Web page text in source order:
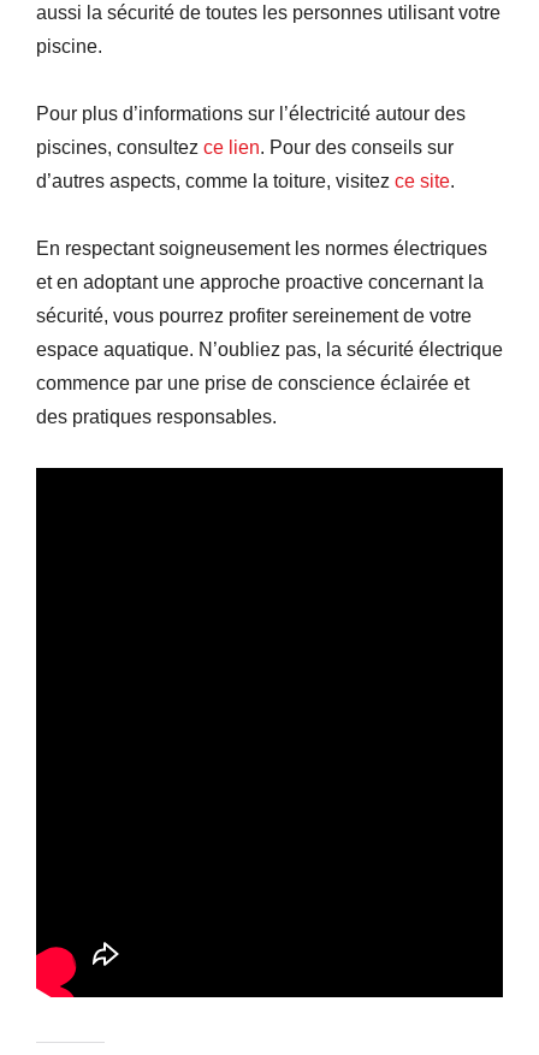
aussi la sécurité de toutes les personnes utilisant votre
piscine.
Pour plus d’informations sur l’électricité autour des
piscines, consultez ce lien. Pour des conseils sur
d’autres aspects, comme la toiture, visitez ce site.
En respectant soigneusement les normes électriques
et en adoptant une approche proactive concernant la
sécurité, vous pourrez profiter sereinement de votre
espace aquatique. N’oubliez pas, la sécurité électrique
commence par une prise de conscience éclairée et
des pratiques responsables.